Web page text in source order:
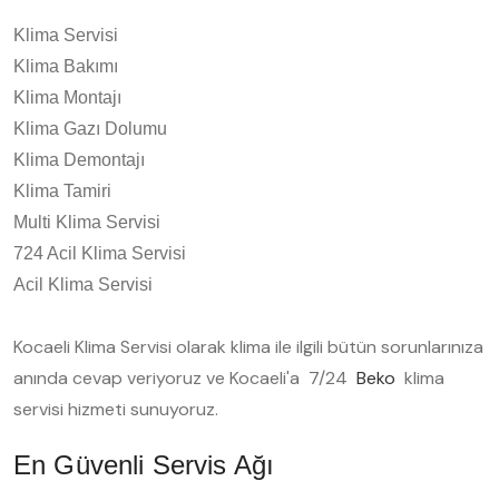
Klima Servisi
Klima Bakımı
Klima Montajı
Klima Gazı Dolumu
Klima Demontajı
Klima Tamiri
Multi Klima Servisi
724 Acil Klima Servisi
Acil Klima Servisi
Kocaeli Klima Servisi olarak klima ile ilgili bütün sorunlarınıza
anında cevap veriyoruz ve Kocaeli'a 7/24 Beko klima
servisi hizmeti sunuyoruz.
En Güvenli Servis Ağı